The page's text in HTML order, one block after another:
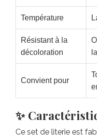
Température
Résistant à la
décoloration
Convient pour
✨
Ce set de literie est